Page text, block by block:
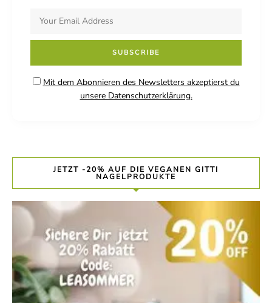
Mit dem Abonnieren des Newsletters akzeptierst du
unsere Datenschutzerklärung.
JETZT -20% AUF DIE VEGANEN GITTI
NAGELPRODUKTE